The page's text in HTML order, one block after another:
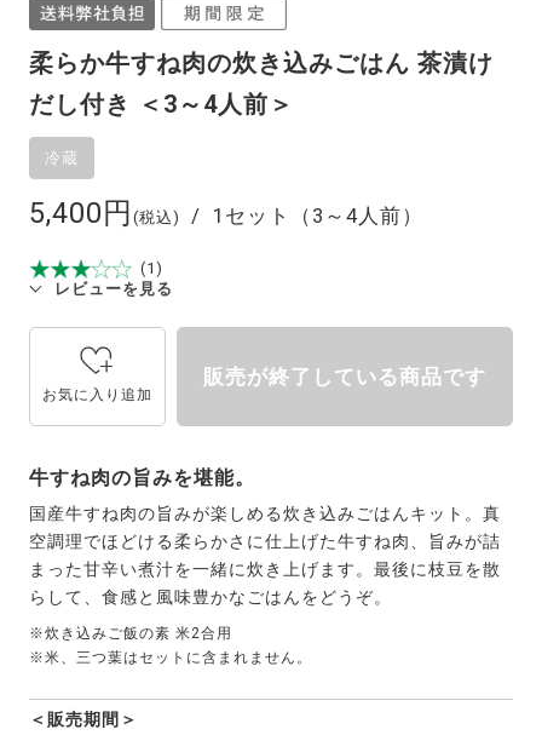
柔らか牛すね肉の炊き込みごはん 茶漬け
だし付き ＜3～4人前＞
5,400円 (税込) 1セット（3～4人前）
(1)
レビューを見る
お気に入り追加
販売が終了している商品です
牛すね肉の旨みを堪能。
国産牛すね肉の旨みが楽しめる炊き込みごはんキット。真
空調理でほどける柔らかさに仕上げた牛すね肉、旨みが詰
まった甘辛い煮汁を一緒に炊き上げます。最後に枝豆を散
らして、食感と風味豊かなごはんをどうぞ。
※炊き込みご飯の素 米2合用
※米、三つ葉はセットに含まれません。
＜販売期間＞